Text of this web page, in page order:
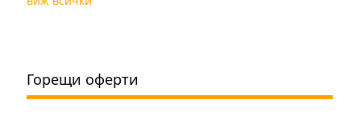
Горещи оферти